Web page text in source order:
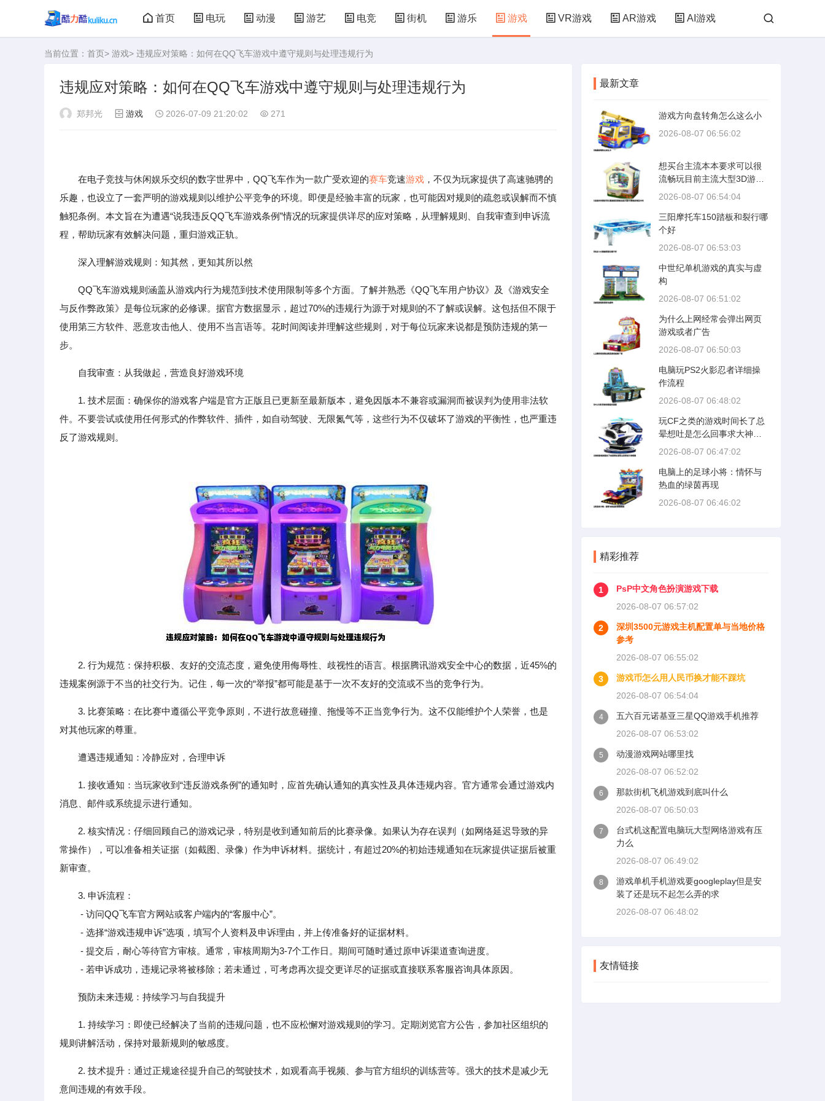
首页 电玩 动漫 游艺 电竞 街机 游乐 游戏 VR游戏 AR游戏 AI游戏
大型游戏 娃娃机 儿童游戏 益智玩具
当前位置： 首页> 游戏> 违规应对策略：如何在QQ飞车游戏中遵守规则与处理违规行为
违规应对策略：如何在QQ飞车游戏中遵守规则与处理违规行为
郑邦光 游戏 2026-07-09 21:20:02 271
在电子竞技与休闲娱乐交织的数字世界中，QQ飞车作为一款广受欢迎的赛车竞速游戏 ，不仅为玩家提供了高速驰骋的
乐趣，也设立了一套严明的游戏规则以维护公平竞争的环境。即便是经验丰富的玩家，也可能因对规则的疏忽或误解而不慎
触犯条例。本文旨在为遭遇“说我违反QQ飞车游戏条例”情况的玩家提供详尽的应对策略，从理解规则、自我审查到申诉流
程，帮助玩家有效解决问题，重归游戏正轨。
深入理解游戏规则：知其然，更知其所以然
QQ飞车游戏规则涵盖从游戏内行为规范到技术使用限制等多个方面。了解并熟悉《QQ飞车用户协议》及《游戏安全
与反作弊政策》是每位玩家的必修课。据官方数据显示，超过70%的违规行为源于对规则的不了解或误解。这包括但不限于
使用第三方软件、恶意攻击他人、使用不当言语等。花时间阅读并理解这些规则，对于每位玩家来说都是预防违规的第一
步。
自我审查：从我做起，营造良好游戏环境
1. 技术层面：确保你的游戏客户端是官方正版且已更新至最新版本，避免因版本不兼容或漏洞而被误判为使用非法软
件。不要尝试或使用任何形式的作弊软件、插件，如自动驾驶、无限氮气等，这些行为不仅破坏了游戏的平衡性，也严重违
反了游戏规则。
2. 行为规范：保持积极、友好的交流态度，避免使用侮辱性、歧视性的语言。根据腾讯游戏安全中心的数据，近45%的
违规案例源于不当的社交行为。记住，每一次的“举报”都可能是基于一次不友好的交流或不当的竞争行为。
3. 比赛策略：在比赛中遵循公平竞争原则，不进行故意碰撞、拖慢等不正当竞争行为。这不仅能维护个人荣誉，也是
对其他玩家的尊重。
遭遇违规通知：冷静应对，合理申诉
1. 接收通知：当玩家收到“违反游戏条例”的通知时，应首先确认通知的真实性及具体违规内容。官方通常会通过游戏内
消息、邮件或系统提示进行通知。
2. 核实情况：仔细回顾自己的游戏记录，特别是收到通知前后的比赛录像。如果认为存在误判（如网络延迟导致的异
常操作），可以准备相关证据（如截图、录像）作为申诉材料。据统计，有超过20%的初始违规通知在玩家提供证据后被重
新审查。
3. 申诉流程：
- 访问QQ飞车官方网站或客户端内的“客服中心”。
- 选择“游戏违规申诉”选项，填写个人资料及申诉理由，并上传准备好的证据材料。
- 提交后，耐心等待官方审核。通常，审核周期为3-7个工作日。期间可随时通过原申诉渠道查询进度。
- 若申诉成功，违规记录将被移除；若未通过，可考虑再次提交更详尽的证据或直接联系客服咨询具体原因。
预防未来违规：持续学习与自我提升
1. 持续学习：即使已经解决了当前的违规问题，也不应松懈对游戏规则的学习。定期浏览官方公告，参加社区组织的
规则讲解活动，保持对最新规则的敏感度。
2. 技术提升：通过正规途径提升自己的驾驶技术，如观看高手视频、参与官方组织的训练营等。强大的技术是减少无
意间违规的有效手段。
最新文章
游戏方向盘转角怎么这么小
2026-08-07 06:56:02
想买台主流本本要求可以很
流畅玩目前主流大型3D游戏
价格五千内
2026-08-07 06:54:04
三阳摩托车150踏板和裂行哪
个好
2026-08-07 06:53:03
中世纪单机游戏的真实与虚
构
2026-08-07 06:51:02
为什么上网经常会弹出网页
游戏或者广告
2026-08-07 06:50:03
电脑玩PS2火影忍者详细操
作流程
2026-08-07 06:48:02
玩CF之类的游戏时间长了总
晕想吐是怎么回事求大神帮
助
2026-08-07 06:47:02
电脑上的足球小将：情怀与
热血的绿茵再现
2026-08-07 06:46:02
精彩推荐
1
PsP中文角色扮演游戏下载
2026-08-07 06:57:02
2
深圳3500元游戏主机配置单与当地价格
参考
2026-08-07 06:55:02
3
游戏币怎么用人民币换才能不踩坑
2026-08-07 06:54:04
4
五六百元诺基亚三星QQ游戏手机推荐
2026-08-07 06:53:02
5
动漫游戏网站哪里找
2026-08-07 06:52:02
6
那款街机飞机游戏到底叫什么
2026-08-07 06:50:03
7
台式机这配置电脑玩大型网络游戏有压
力么
2026-08-07 06:49:02
8
游戏单机手机游戏要googleplay但是安
装了还是玩不起怎么弄的求
2026-08-07 06:48:02
友情链接